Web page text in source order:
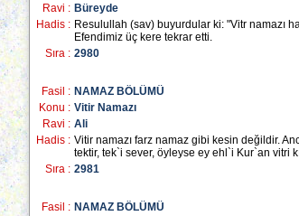
Ravi : Büreyde
Hadis : Resulullah (sav) buyurdular ki: "Vitr namazı
Efendimiz üç kere tekrar etti.
Sıra : 2980
Fasil : NAMAZ BÖLÜMÜ
Konu : Vitir Namazı
Ravi : Ali
Hadis : Vitir namazı farz namaz gibi kesin değildir.
tektir, tek`i sever, öyleyse ey ehl`i Kur`an vitri
Sıra : 2981
Fasil : NAMAZ BÖLÜMÜ